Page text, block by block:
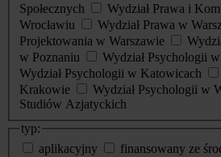
Społecznych
Wydział Prawa i
Wrocławiu
Wydział Prawa w
Projektowania w Warszawie
w Poznaniu
Wydział Psychologii
Wydział Psychologii w Katowicach
Krakowie
Wydział Psychologii w
Studiów Azjatyckich
typ:
aplikacyjny
finansowany ze